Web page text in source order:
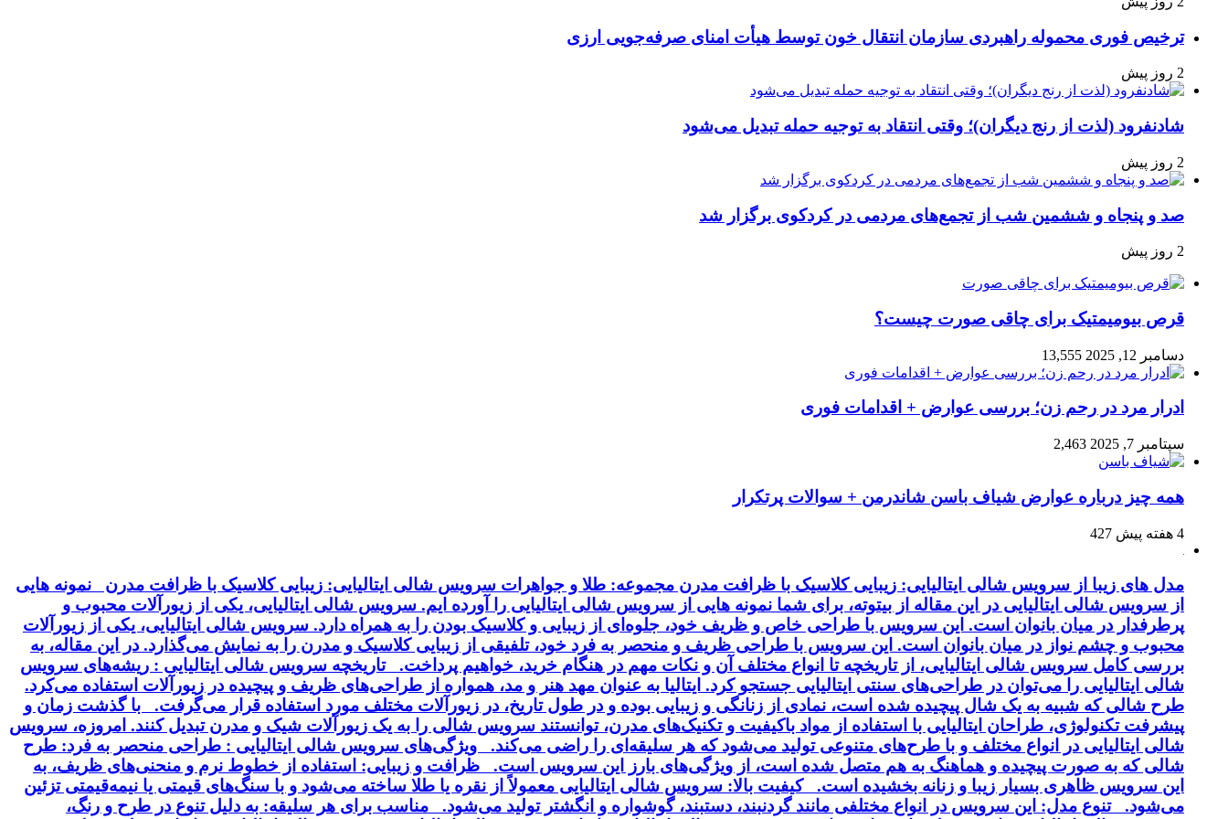
ترخیص فوری محموله راهبردی سازمان انتقال خون توسط هیأت امنای صرفه‌جویی ارزی
2 روز پیش
شادنفرود (لذت از رنج دیگران)؛ وقتی انتقاد به توجیه حمله تبدیل می‌شود
2 روز پیش
صد و پنجاه‌ و ششمین شب از تجمع‌های مردمی در کردکوی برگزار شد
2 روز پیش
قرص بیومیمتیک برای چاقی صورت چیست؟
دسامبر 12, 2025 13,555
ادرار مرد در رحم زن؛ بررسی عوارض + اقدامات فوری
سپتامبر 7, 2025 2,463
همه چیز درباره عوارض شیاف باسن شاندرمن + سوالات پرتکرار
4 هفته پیش 427
مدل های زیبا از سرویس شالی ایتالیایی: زیبایی کلاسیک با ظرافت مدرن مجموعه: طلا و جواهرات سرویس شالی ایتالیایی: زیبایی کلاسیک با ظرافت مدرن نمونه هایی
از سرویس شالی ایتالیایی در این مقاله از بیتوته، برای شما نمونه هایی از سرویس شالی ایتالیایی را آورده ایم. سرویس شالی ایتالیایی، یکی از زیورآلات محبوب و
پرطرفدار در میان بانوان است. این سرویس با طراحی خاص و ظریف خود، جلوه‌ای از زیبایی و کلاسیک بودن را به همراه دارد. سرویس شالی ایتالیایی، یکی از زیورآلات
محبوب و چشم نواز در میان بانوان است. این سرویس با طراحی ظریف و منحصر به فرد خود، تلفیقی از زیبایی کلاسیک و مدرن را به نمایش می‌گذارد. در این مقاله، به
بررسی کامل سرویس شالی ایتالیایی، از تاریخچه تا انواع مختلف آن و نکات مهم در هنگام خرید، خواهیم پرداخت. تاریخچه سرویس شالی ایتالیایی : ریشه‌های سرویس
شالی ایتالیایی را می‌توان در طراحی‌های سنتی ایتالیایی جستجو کرد. ایتالیا به عنوان مهد هنر و مد، همواره از طراحی‌های ظریف و پیچیده در زیورآلات استفاده می‌کرد.
طرح شالی که شبیه به یک شال پیچیده شده است، نمادی از زنانگی و زیبایی بوده و در طول تاریخ، در زیورآلات مختلف مورد استفاده قرار می‌گرفت. با گذشت زمان و
پیشرفت تکنولوژی، طراحان ایتالیایی با استفاده از مواد باکیفیت و تکنیک‌های مدرن، توانستند سرویس شالی را به یک زیورآلات شیک و مدرن تبدیل کنند. امروزه، سرویس
شالی ایتالیایی در انواع مختلف و با طرح‌های متنوعی تولید می‌شود که هر سلیقه‌ای را راضی می‌کند. ویژگی‌های سرویس شالی ایتالیایی : طراحی منحصر به فرد: طرح
شالی که به صورت پیچیده و هماهنگ به هم متصل شده است، از ویژگی‌های بارز این سرویس است. ظرافت و زیبایی: استفاده از خطوط نرم و منحنی‌های ظریف، به
این سرویس ظاهری بسیار زیبا و زنانه بخشیده است. کیفیت بالا: سرویس شالی ایتالیایی معمولاً از نقره یا طلا ساخته می‌شود و با سنگ‌های قیمتی یا نیمه‌قیمتی تزئین
می‌شود. تنوع مدل: این سرویس در انواع مختلفی مانند گردنبند، دستبند، گوشواره و انگشتر تولید می‌شود. مناسب برای هر سلیقه: به دلیل تنوع در طرح و رنگ،